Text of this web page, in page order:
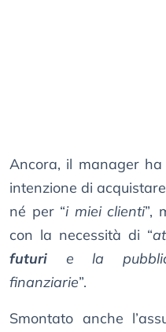
Ancora, il manager
intenzione di
né per “i miei clienti”,
con la necessità di “
futuri e la
finanziarie”.
Smontato anche